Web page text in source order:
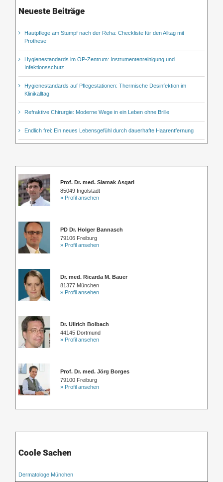
Neueste Beiträge
Hautpflege am Stumpf nach der Reha: Checkliste für den Alltag mit
Prothese
Hygienestandards im OP-Zentrum: Instrumentenreinigung und
Infektionsschutz
Hygienestandards auf Pflegestationen: Thermische Desinfektion im
Klinikalltag
Refraktive Chirurgie: Moderne Wege in ein Leben ohne Brille
Endlich frei: Ein neues Lebensgefühl durch dauerhafte Haarentfernung
Prof. Dr. med. Siamak Asgari
85049 Ingolstadt
» Profil ansehen
PD Dr. Holger Bannasch
79106 Freiburg
» Profil ansehen
Dr. med. Ricarda M. Bauer
81377 München
» Profil ansehen
Dr. Ullrich Bolbach
44145 Dortmund
» Profil ansehen
Prof. Dr. med. Jörg Borges
79100 Freiburg
» Profil ansehen
Coole Sachen
Dermatologe München